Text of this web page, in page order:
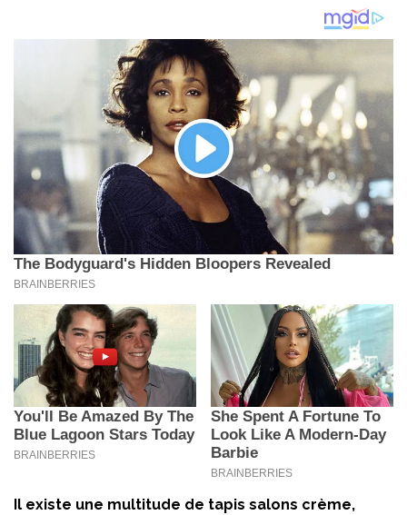
Il existe une multitude de tapis salons crème,